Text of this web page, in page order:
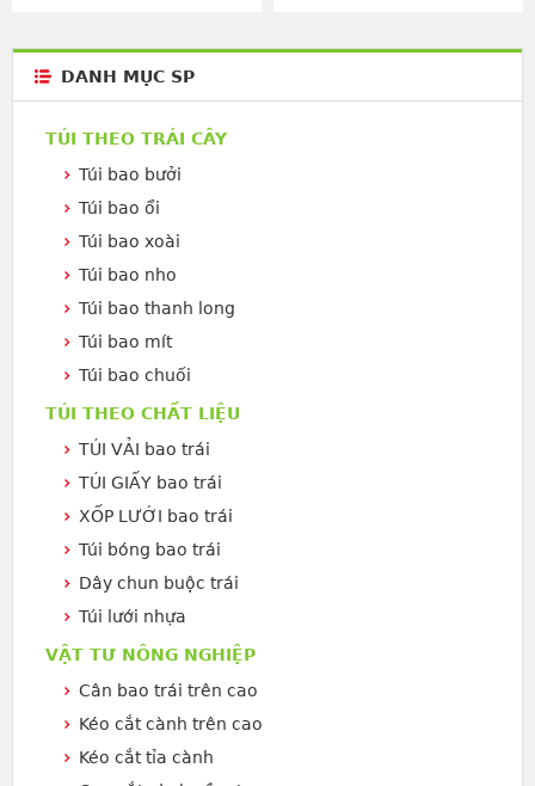
DANH MỤC SP
TÚI THEO TRÁI CÂY
Túi bao bưởi
Túi bao ổi
Túi bao xoài
Túi bao nho
Túi bao thanh long
Túi bao mít
Túi bao chuối
TÚI THEO CHẤT LIỆU
TÚI VẢI bao trái
TÚI GIẤY bao trái
XỐP LƯỚI bao trái
Túi bóng bao trái
Dây chun buộc trái
Túi lưới nhựa
VẬT TƯ NÔNG NGHIỆP
Cân bao trái trên cao
Kéo cắt cành trên cao
Kéo cắt tỉa cành